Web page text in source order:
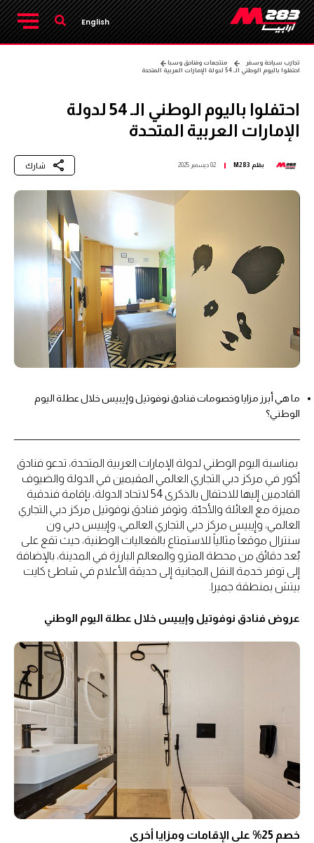
English
تجارب سياحة وسفر
منتجعات وفنادق وسبا
احتفلوا باليوم الوطني الـ 54 لدولة الإمارات العربية المتحدة
احتفلوا باليوم الوطني الـ 54 لدولة
الإمارات العربية المتحدة
بقلم M283 02 ديسمبر 2025 شارك
ما هي أبرز مزايا وخصومات فنادق نوفوتيل وإيبيس خلال عطلة اليوم
الوطني؟
بمناسبة اليوم الوطني لدولة الإمارات العربية المتحدة، تدعو فنادق
أكور في مركز دبي التجاري العالمي المقيمين في الدولة والضيوف
القادمين إليها للاحتفال بالذكرى 54 لاتحاد الدولة، بإقامة فندقية
مميزة مع العائلة والأحبّة. وتوفر فنادق نوفوتيل مركز دبي التجاري
العالمي، وإيبيس مركز دبي التجاري العالمي، وإيبيس دبي ون
سنترال موقعاً مثالياً للاستمتاع بالفعاليات الوطنية، حيث تقع على
بُعد دقائق من محطة المترو والمعالم البارزة في المدينة، بالإضافة
إلى توفر خدمة النقل المجانية إلى حديقة الأعلام في شاطئ كايت
بيتش بمنطقة جميرا.
عروض فنادق نوفوتيل وإيبيس خلال عطلة اليوم الوطني
خصم 25% على الإقامات ومزايا أخرى